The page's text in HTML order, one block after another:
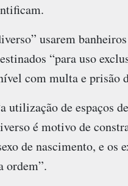
usarem
“para uso
com multa e prisão
de espaços
é motivo de
de nascimento, e os
ordem”.